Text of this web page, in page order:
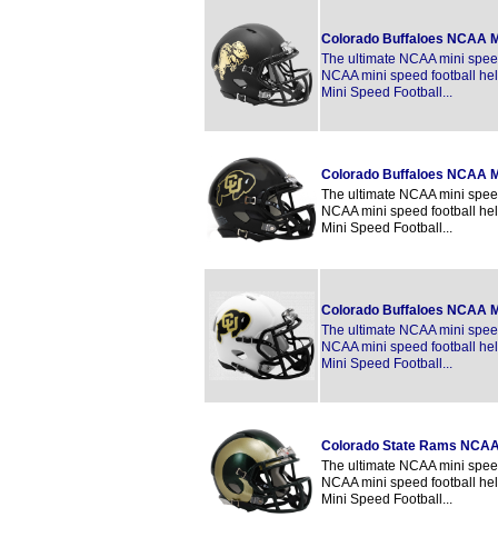
Colorado Buffaloes NCAA
The ultimate NCAA mini
NCAA mini speed football
Mini Speed Football...
Colorado Buffaloes NCAA
The ultimate NCAA mini
NCAA mini speed football
Mini Speed Football...
Colorado Buffaloes NCAA
The ultimate NCAA mini
NCAA mini speed football
Mini Speed Football...
Colorado State Rams
The ultimate NCAA mini
NCAA mini speed football
Mini Speed Football...